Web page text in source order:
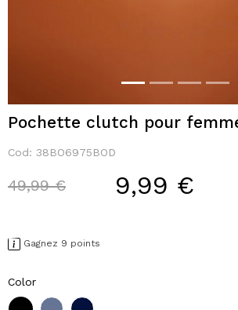
Pochette clutch pour
Cod: 38BO6975BOD
Price reduced from
49,99 €to 9,99 €
Gagnez 9 points
Color